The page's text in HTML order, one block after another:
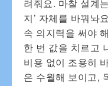
려줘요. 마찰 설계
지’ 자체를 바꿔놔
속 의지력을 써야
한 번 값을 치르고
비용 없이 조용히
은 수월해 보이고,